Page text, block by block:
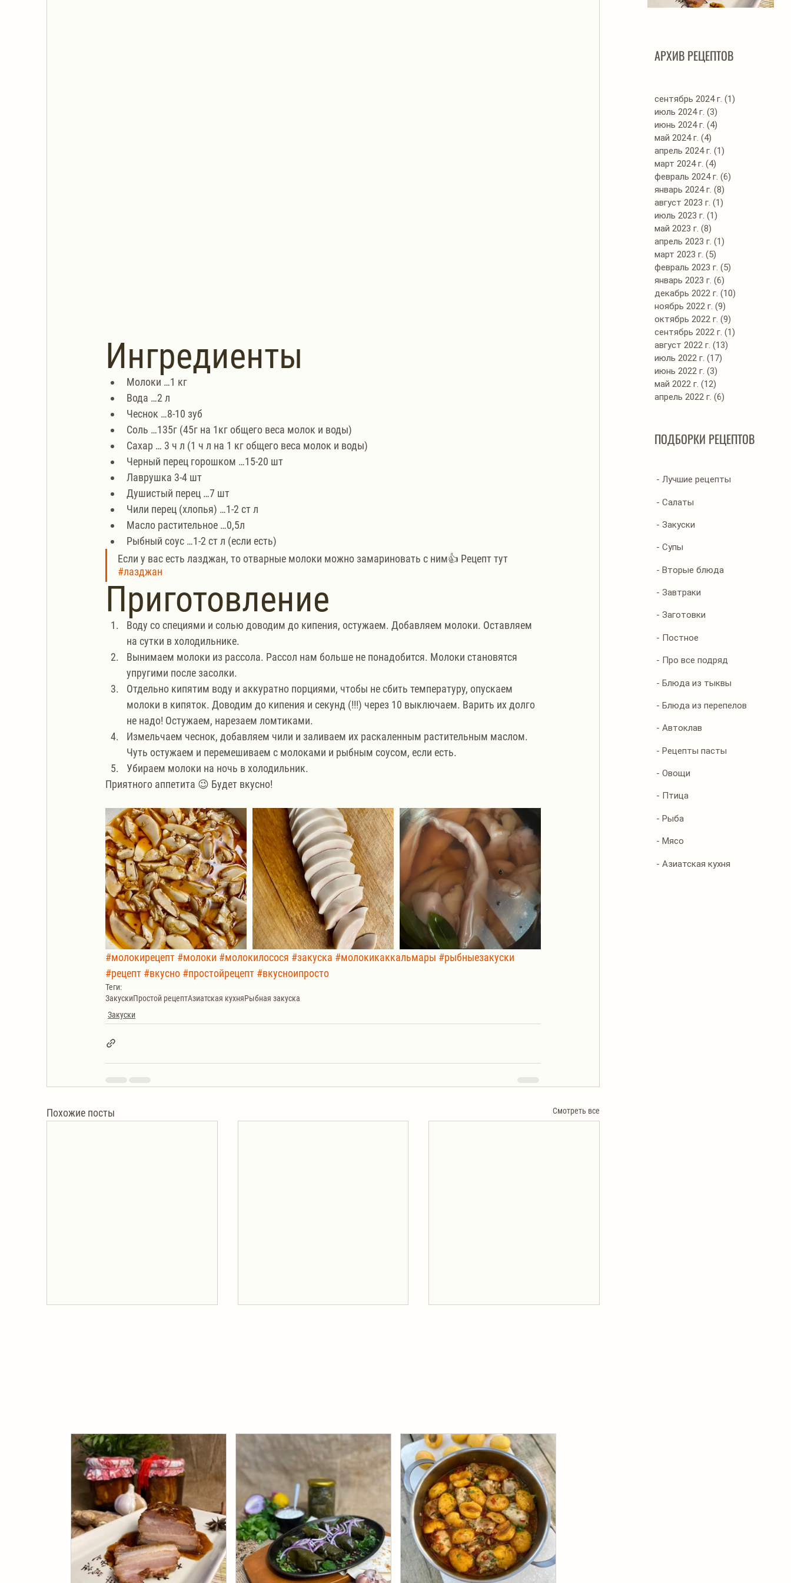
Ингредиенты
Молоки …1 кг
Вода …2 л
Чеснок …8-10 зуб
Соль …135г (45г на 1кг общего веса молок и воды)
Сахар … 3 ч л (1 ч л на 1 кг общего веса молок и воды)
Черный перец горошком …15-20 шт
Лаврушка 3-4 шт
Душистый перец …7 шт
Чили перец (хлопья) …1-2 ст л
Масло растительное …0,5л
Рыбный соус …1-2 ст л (если есть)
Если у вас есть лазджан, то отварные молоки можно замариновать с ним👍 Рецепт тут
#лазджан
Приготовление
Воду со специями и солью доводим до кипения, остужаем. Добавляем молоки. Оставляем
на сутки в холодильнике.
Вынимаем молоки из рассола. Рассол нам больше не понадобится. Молоки становятся
упругими после засолки.
Отдельно кипятим воду и аккуратно порциями, чтобы не сбить температуру, опускаем
молоки в кипяток. Доводим до кипения и секунд (!!!) через 10 выключаем. Варить их долго
не надо! Остужаем, нарезаем ломтиками.
Измельчаем чеснок, добавляем чили и заливаем их раскаленным растительным маслом.
Чуть остужаем и перемешиваем с молоками и рыбным соусом, если есть.
Убираем молоки на ночь в холодильник.
Приятного аппетита 😉 Будет вкусно!
#молокирецепт #молоки #молокилосося #закуска #молокикаккальмары #рыбныезакуски
#рецепт #вкусно #простойрецепт #вкусноипросто
Теги:
ЗакускиПростой рецептАзиатская кухняРыбная закуска
Закуски
Похожие посты Смотреть все
жареными шампиньонами
зеленым луком
азиатском соусе
соусе
АРХИВ РЕЦЕПТОВ
сентябрь 2024 г. (1)
июль 2024 г. (3)
июнь 2024 г. (4)
май 2024 г. (4)
апрель 2024 г. (1)
март 2024 г. (4)
февраль 2024 г. (6)
январь 2024 г. (8)
август 2023 г. (1)
июль 2023 г. (1)
май 2023 г. (8)
апрель 2023 г. (1)
март 2023 г. (5)
февраль 2023 г. (5)
январь 2023 г. (6)
декабрь 2022 г. (10)
ноябрь 2022 г. (9)
октябрь 2022 г. (9)
сентябрь 2022 г. (1)
август 2022 г. (13)
июль 2022 г. (17)
июнь 2022 г. (3)
май 2022 г. (12)
апрель 2022 г. (6)
ПОДБОРКИ РЕЦЕПТОВ
- Лучшие рецепты
- Салаты
- Закуски
- Супы
- Вторые блюда
- Завтраки
- Заготовки
- Постное
- Про все подряд
- Блюда из тыквы
- Блюда из перепелов
- Автоклав
- Рецепты пасты
- Овощи
- Птица
- Рыба
- Мясо
- Азиатская кухня